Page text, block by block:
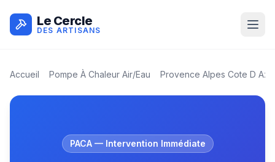
Le Cercle
DES ARTISANS
Accueil Pompe À Chaleur Air/eau Provence Alpes Cote D
PACA— Intervention Immédiate